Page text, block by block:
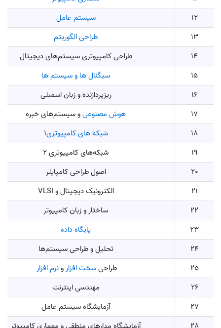
12
سیستم عامل
13
طراحی الگوریتم
14
طراحی کامپیوتری سیستم‌های دیجیتال
15
سیگنال ها و سیستم ها
16
ریزپردازنده و زبان اسمبلی
17
هوش مصنوعیو سیستم‌های خبره
18
شبکه های کامپیوتری1
19
شبکه‌های کامپیوتری 2
20
اصول طراحی کامپایلر
21
الکترونیک دیجیتال و VLSI
22
ساختار و زبان کامپیوتر
23
پایگاه داده
24
تحلیل و طراحی سیستم‌ها
25
طراحیسخت افزارونرم افزار
26
مهندسی اینترنت
27
آزمایشگاه سیستم عامل